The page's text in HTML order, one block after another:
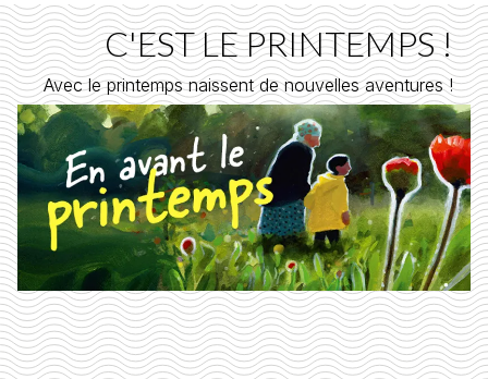
C'EST LE PRINTEMPS !
Avec le printemps naissent de nouvelles aventures !